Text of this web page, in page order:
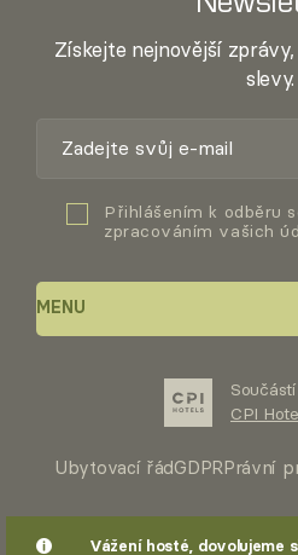
MENU
Získejte nejnovější
slevy.
Přihlášením k odběru
zpracováním vašich
Ubytovací řád GDPR Právní
CPI
Vážení hosté, dovolujeme